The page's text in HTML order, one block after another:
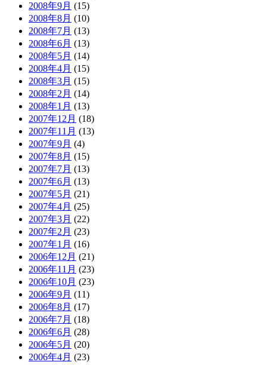
2008年9月 (15)
2008年8月 (10)
2008年7月 (13)
2008年6月 (13)
2008年5月 (14)
2008年4月 (15)
2008年3月 (15)
2008年2月 (14)
2008年1月 (13)
2007年12月 (18)
2007年11月 (13)
2007年9月 (4)
2007年8月 (15)
2007年7月 (13)
2007年6月 (13)
2007年5月 (21)
2007年4月 (25)
2007年3月 (22)
2007年2月 (23)
2007年1月 (16)
2006年12月 (21)
2006年11月 (23)
2006年10月 (23)
2006年9月 (11)
2006年8月 (17)
2006年7月 (18)
2006年6月 (28)
2006年5月 (20)
2006年4月 (23)